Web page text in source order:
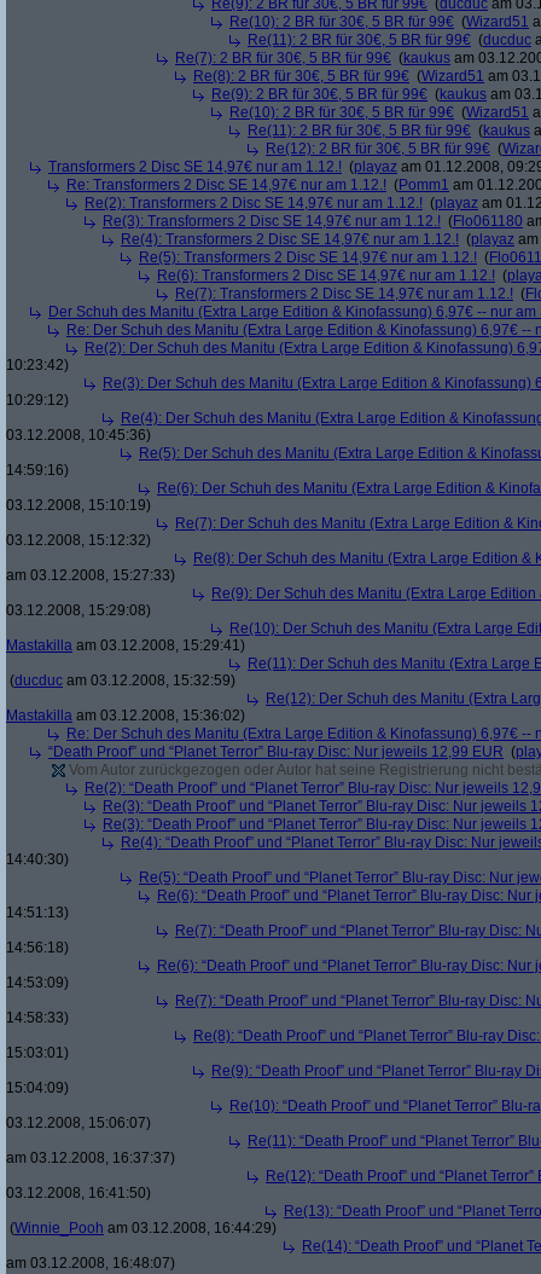
Re(9): 2 BR für 30€, 5 BR für 99€ (ducduc am
Re(10): 2 BR für 30€, 5 BR für 99€ (Wizard51
Re(11): 2 BR für 30€, 5 BR für 99€ (ducduc
Re(7): 2 BR für 30€, 5 BR für 99€ (kaukus am
Re(8): 2 BR für 30€, 5 BR für 99€ (Wizard51 am
Re(9): 2 BR für 30€, 5 BR für 99€ (kaukus am
Re(10): 2 BR für 30€, 5 BR für 99€ (Wizard51
Re(11): 2 BR für 30€, 5 BR für 99€ (kaukus
Re(12): 2 BR für 30€, 5 BR für 99€ (
Transformers 2 Disc SE 14,97€ nur am 1.12.! (playaz am 01.12.2008,
Re: Transformers 2 Disc SE 14,97€ nur am 1.12.! (Pomm1 am
Re(2): Transformers 2 Disc SE 14,97€ nur am 1.12.! (playaz am
Re(3): Transformers 2 Disc SE 14,97€ nur am 1.12.! (Flo061180
Re(4): Transformers 2 Disc SE 14,97€ nur am 1.12.! (playaz
Re(5): Transformers 2 Disc SE 14,97€ nur am 1.12.! (
Re(6): Transformers 2 Disc SE 14,97€ nur am 1.12.! (
Re(7): Transformers 2 Disc SE 14,97€ nur am 1.12.! (
Der Schuh des Manitu (Extra Large Edition & Kinofassung) 6,97€ -- nur am
Re: Der Schuh des Manitu (Extra Large Edition & Kinofassung) 6,97€ --
Re(2): Der Schuh des Manitu (Extra Large Edition & Kinofassung)
10:23:42)
Re(3): Der Schuh des Manitu (Extra Large Edition & Kinofassung)
10:29:12)
Re(4): Der Schuh des Manitu (Extra Large Edition &
03.12.2008, 10:45:36)
Re(5): Der Schuh des Manitu (Extra Large Edition &
14:59:16)
Re(6): Der Schuh des Manitu (Extra Large Edition &
03.12.2008, 15:10:19)
Re(7): Der Schuh des Manitu (Extra Large Edition &
03.12.2008, 15:12:32)
Re(8): Der Schuh des Manitu (Extra Large Edition &
am 03.12.2008, 15:27:33)
Re(9): Der Schuh des Manitu (Extra Large
03.12.2008, 15:29:08)
Re(10): Der Schuh des Manitu (Extra Large
Mastakilla am 03.12.2008, 15:29:41)
Re(11): Der Schuh des Manitu (Extra Large
(ducduc am 03.12.2008, 15:32:59)
Re(12): Der Schuh des Manitu (Extra
Mastakilla am 03.12.2008, 15:36:02)
Re: Der Schuh des Manitu (Extra Large Edition & Kinofassung) 6,97€ --
“Death Proof” und “Planet Terror” Blu-ray Disc: Nur jeweils 12,99 EUR (
Vom Autor zurückgezogen oder Autor hat seine Registrierung nicht
Re(2): “Death Proof” und “Planet Terror” Blu-ray Disc: Nur jeweils
Re(3): “Death Proof” und “Planet Terror” Blu-ray Disc: Nur jeweils
Re(3): “Death Proof” und “Planet Terror” Blu-ray Disc: Nur jeweils
Re(4): “Death Proof” und “Planet Terror” Blu-ray Disc: Nur
14:40:30)
Re(5): “Death Proof” und “Planet Terror” Blu-ray Disc: Nur
Re(6): “Death Proof” und “Planet Terror” Blu-ray Disc:
14:51:13)
Re(7): “Death Proof” und “Planet Terror” Blu-ray Disc:
14:56:18)
Re(6): “Death Proof” und “Planet Terror” Blu-ray Disc:
14:53:09)
Re(7): “Death Proof” und “Planet Terror” Blu-ray Disc:
14:58:33)
Re(8): “Death Proof” und “Planet Terror” Blu-ray
15:03:01)
Re(9): “Death Proof” und “Planet Terror” Blu-ray
15:04:09)
Re(10): “Death Proof” und “Planet Terror”
03.12.2008, 15:06:07)
Re(11): “Death Proof” und “Planet Terror”
am 03.12.2008, 16:37:37)
Re(12): “Death Proof” und “Planet
03.12.2008, 16:41:50)
Re(13): “Death Proof” und “Planet
(Winnie_Pooh am 03.12.2008, 16:44:29)
Re(14): “Death Proof” und “Planet
am 03.12.2008, 16:48:07)